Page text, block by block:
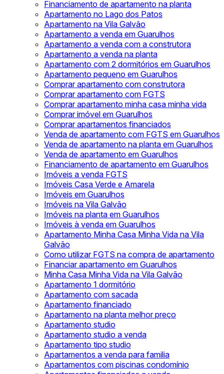
Financiamento de apartamento na planta
Apartamento no Lago dos Patos
Apartamento na Vila Galvão
Apartamento a venda em Guarulhos
Apartamento a venda com a construtora
Apartamento a venda na planta
Apartamento com 2 dormitórios em Guarulhos
Apartamento pequeno em Guarulhos
Comprar apartamento com construtora
Comprar apartamento com FGTS
Comprar apartamento minha casa minha vida
Comprar imóvel em Guarulhos
Comprar apartamentos financiados
Venda de apartamento com FGTS em Guarulhos
Venda de apartamento na planta em Guarulhos
Venda de apartamento em Guarulhos
Financiamento de apartamento em Guarulhos
Imóveis a venda FGTS
Imóveis Casa Verde e Amarela
Imóveis em Guarulhos
Imóveis na Vila Galvão
Imóveis na planta em Guarulhos
Imóveis à venda em Guarulhos
Apartamento Minha Casa Minha Vida na Vila
Galvão
Como utilizar FGTS na compra de apartamento
Financiar apartamento em Guarulhos
Minha Casa Minha Vida na Vila Galvão
Apartamento 1 dormitório
Apartamento com sacada
Apartamento financiado
Apartamento na planta melhor preço
Apartamento studio
Apartamento studio a venda
Apartamento tipo studio
Apartamentos a venda para familia
Apartamentos com piscinas condomínio